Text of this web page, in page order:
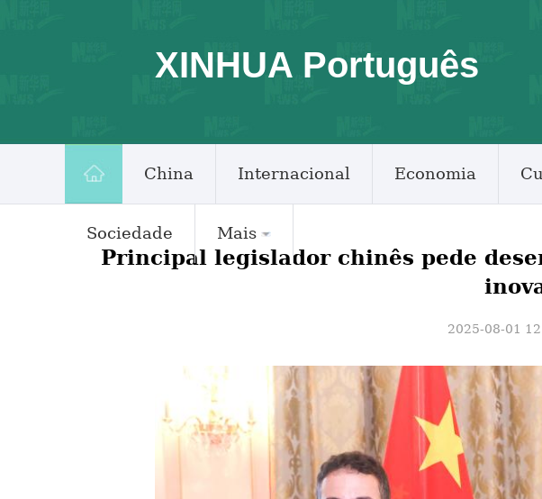
XINHUA Português
China Internacional Economia
Sociedade Mais
Principal legislador chinês pede
2025-08-01